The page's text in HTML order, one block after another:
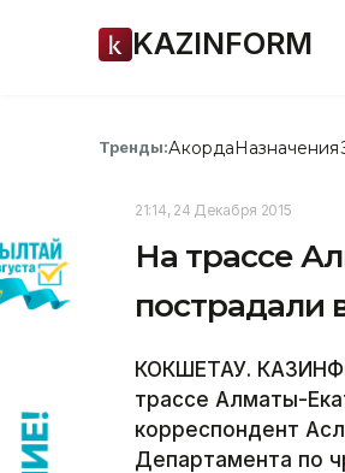
KAZINFORM
Тренды:АкордаНазначения
21:14, 24 Декабря 2015
На трассе
пострадали
КОКШЕТАУ.
трассе Алматы-
корреспондент
Департамента по